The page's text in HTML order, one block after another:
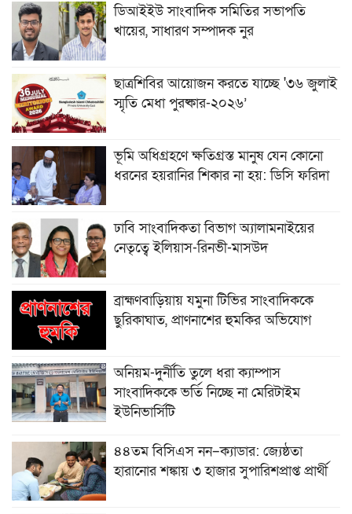
ডিআইইউ সাংবাদিক সমিতির সভাপতি
খায়ের, সাধারণ সম্পাদক নুর
ছাত্রশিবির আয়োজন করতে যাচ্ছে '৩৬ জুলাই
স্মৃতি মেধা পুরষ্কার-২০২৬’
ভূমি অধিগ্রহণে ক্ষতিগ্রস্ত মানুষ যেন কোনো
ধরনের হয়রানির শিকার না হয়: ডিসি ফরিদা
ঢাবি সাংবাদিকতা বিভাগ অ্যালামনাইয়ের
নেতৃত্বে ইলিয়াস-রিনভী-মাসউদ
ব্রাহ্মণবাড়িয়ায় যমুনা টিভির সাংবাদিককে
ছুরিকাঘাত, প্রাণনাশের হুমকির অভিযোগ
অনিয়ম-দুর্নীতি তুলে ধরা ক্যাম্পাস
সাংবাদিককে ভর্তি নিচ্ছে না মেরিটাইম
ইউনিভার্সিটি
৪৪তম বিসিএস নন–ক্যাডার: জ্যেষ্ঠতা
হারানোর শঙ্কায় ৩ হাজার সুপারিশপ্রাপ্ত প্রার্থী